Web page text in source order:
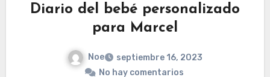
Diario del bebé personalizado
para Marcel
Noe
septiembre 16, 2023
No hay comentarios